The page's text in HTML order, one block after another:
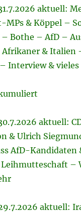
aktuell:
MPs & Köppel –
Bothe – AfD –
& Italien
Interview &
aktuell:
& Ulrich
AfD-Kandidaten
Leihmutteschaft –
aktuell: